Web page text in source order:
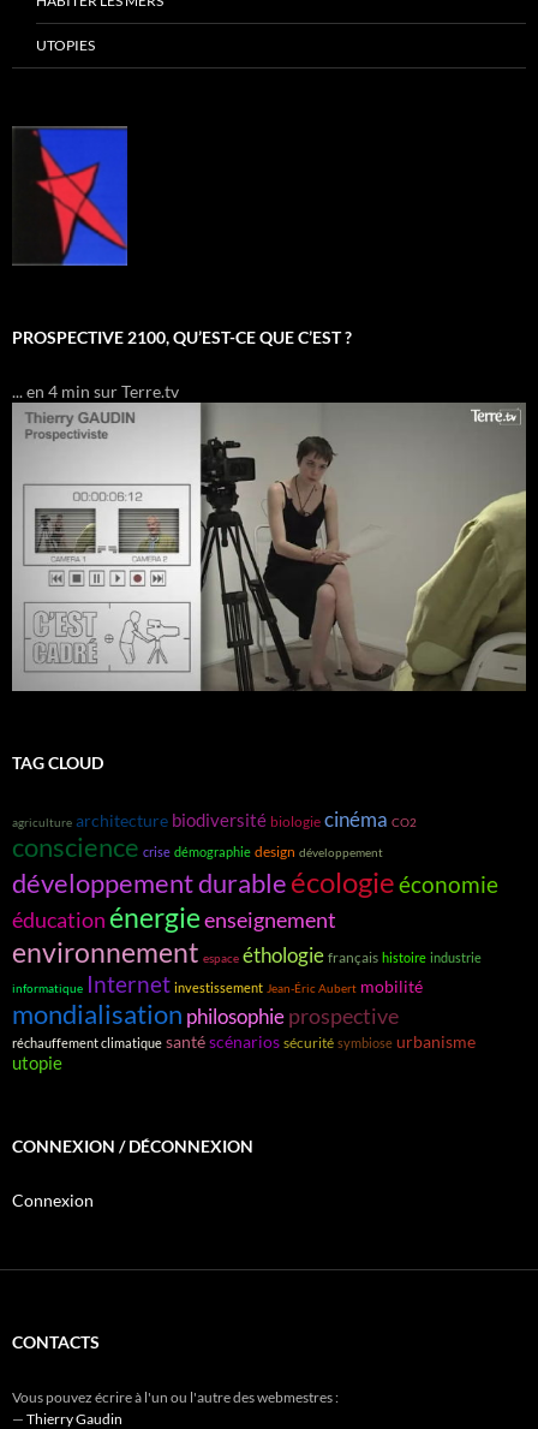
UTOPIES
PROSPECTIVE 2100, QU’EST-CE QUE C’EST ?
... en 4 min sur Terre.tv
TAG CLOUD
agriculture architecture biodiversité biologie cinéma CO2
conscience crise démographie design développement
développement durableécologieéconomie
éducationénergieenseignement
environnement espace éthologie français histoire industrie
informatique Internet investissement Jean-Éric Aubert mobilité
mondialisation philosophieprospective
réchauffement climatique santéscénarios sécurité symbiose urbanisme
utopie
CONNEXION / DÉCONNEXION
Connexion
CONTACTS
Vous pouvez écrire à l'un ou l'autre des webmestres :
— Thierry Gaudin